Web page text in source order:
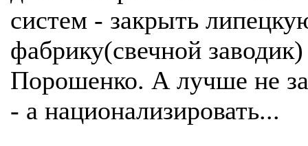
систем - закрыть
фабрику(свечной заводик)
Порошенко. А лучше не
- а национализировать...